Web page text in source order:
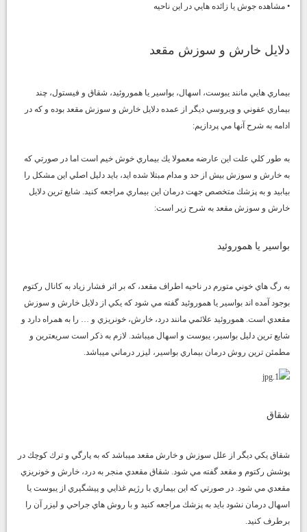
• مشاهده جوش يا زائده هايي در اين ناحيه
دلايل خارش و سوزش مقعد
بيماري هايي مانند يبوست، اسهال، بواسير يا هموروئيد، شقاق و فيستول، چند
بيماري عفوني و ويروسي ديگر از عمده دلايلخارش و سوزش مقعدبوده و كه در
ادامه به شرح آنها مي پردازيم:
به طور كلي علت اين عارضه معمولا يك بيماري خوش خيم است اما در صورتي كه
به خارش و سوزش بيش از حد و مدام مبتلا شده ايد، بايد دليل اصلي اين مشكل را
بيابيد و به پزشك متخصص جهت درمان اين بيماري مراجعه كنيد. شايع ترين دلايل
خارش و سوزش مقعد به شرح زير است:
بواسير يا هموروئيد
به رگ هاي خوني متورم در ناحيه اطراف مقعد، كه بر اثر فشار زياد به كانال ركتوم
بوجود آمده اند بواسير يا هموروئيد گفته مي شود كه يكي از دلايل خارش و سوزش
مقعدي است. هموروئيد علائمي مانند درد، خارش، خونريزي و … را به همراه دارد و
شايع ترين دليل بواسير، يبوست و اسهال ميباشد. لازم به ذكر است سريعترين و
مطمئن ترين روش درمان بيماري بواسير، ليزر درماني ميباشد.
شقاق
شقاق يكي ديگر از علل سوزش و خارش مقعد ميباشد كه به پارگي و ترك كوچك در
پوشش ركتوم و مقعد گفته مي شود. شقاق مقعدي منجر به درد، خارش و خونريزي
مقعدي مي شود. در صورتي كه اين بيماري با رژيم غذايي و پيشگيري از يبوست يا
اسهال درمان نشود بايد به پزشك مراجعه كنيد و با روش هاي جراحي و ليزر آن را
برطرف كنيد.